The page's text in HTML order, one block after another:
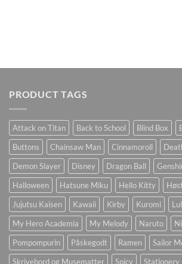
PRODUCT TAGS
Attack on Titan Back to School Blind Box
Buttons
Chainsaw Man Cinnamoroll
Demon Slayer
Disney Dragon Ball
Halloween
Hatsune Miku Hello Kitty
Jujutsu Kaisen
Kawaii Kirby Kuromi
My Hero Academia
My Melody Naruto
Pompompurin
Påskegodt Ramen Sailor
Skrivebord og Musematter
Spicy Stationery